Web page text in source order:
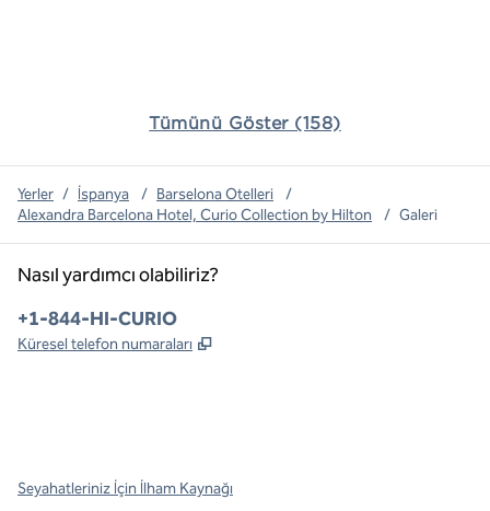
Tümünü Göster (158)
Yerler / İspanya / Barselona Otelleri
/
Alexandra Barcelona Hotel, Curio Collection by Hilton
/ Galeri
Nasıl yardımcı olabiliriz?
Telefon:
+1-844-HI-CURIO
Küresel telefon numaraları ,
Seyahatleriniz İçin İlham Kaynağı